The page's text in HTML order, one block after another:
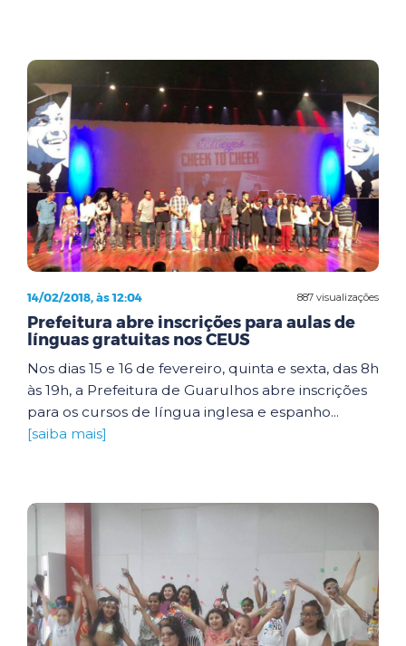
887 visualizações
14/02/2018, às 12:04
Prefeitura abre inscrições para aulas de
línguas gratuitas nos CEUS
Nos dias 15 e 16 de fevereiro, quinta e sexta, das 8h
às 19h, a Prefeitura de Guarulhos abre inscrições
para os cursos de língua inglesa e espanho...
[saiba mais]